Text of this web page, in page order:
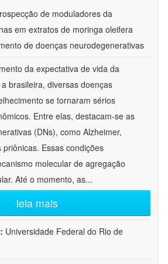
de moduladores da
em extratos de moringa oleifera
de doenças neurodegenerativas
da expectativa de vida da
brasileira, diversas doenças
se tornaram sérios
Entre elas, destacam-se as
(DNs), como Alzheimer,
Essas condições
molecular de agregação
Até o momento, as...
leia mais
Universidade Federal do Rio de